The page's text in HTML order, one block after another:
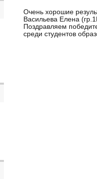
Очень хорошие
Васильева Елена
Поздравляем
среди студентов